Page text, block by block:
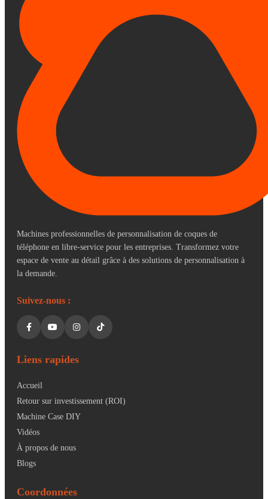
Machines professionnelles de personnalisation de coques de
téléphone en libre-service pour les entreprises. Transformez votre
espace de vente au détail grâce à des solutions de personnalisation à
la demande.
Suivez-nous :
Liens rapides
Accueil
Retour sur investissement (ROI)
Machine Case DIY
Vidéos
À propos de nous
Blogs
Coordonnées